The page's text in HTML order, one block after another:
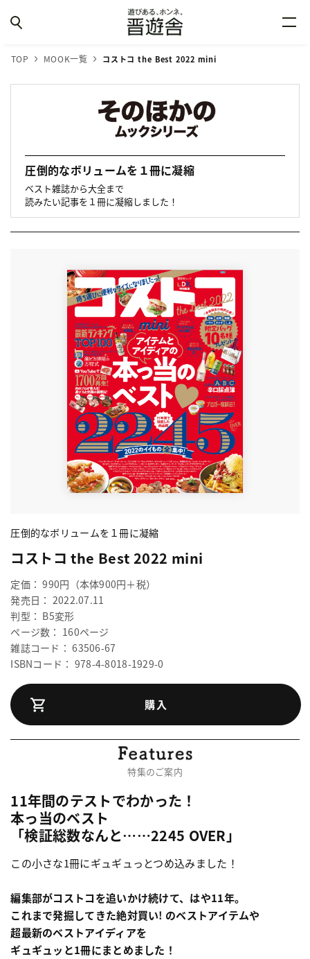
TOP MOOK一覧 コストコ the Best 2022 mini
圧倒的なボリュームを１冊に凝縮
ベスト雑誌から大全まで
読みたい記事を１冊に凝縮しました！
圧倒的なボリュームを１冊に凝縮
コストコ the Best 2022 mini
定価： 990円（本体900円＋税）
発売日： 2022.07.11
判型： B5変形
ページ数： 160ページ
雑誌コード： 63506-67
ISBNコード： 978-4-8018-1929-0
購入
特集のご案内
11年間のテストでわかった！
本っ当のベスト
「検証総数なんと……2245 OVER」
この小さな1冊にギュギュっとつめ込みました！
編集部がコストコを追いかけ続けて、はや11年。
これまで発掘してきた絶対買い! のベストアイテムや
超最新のベストアイディアを
ギュギュッと1冊にまとめました！